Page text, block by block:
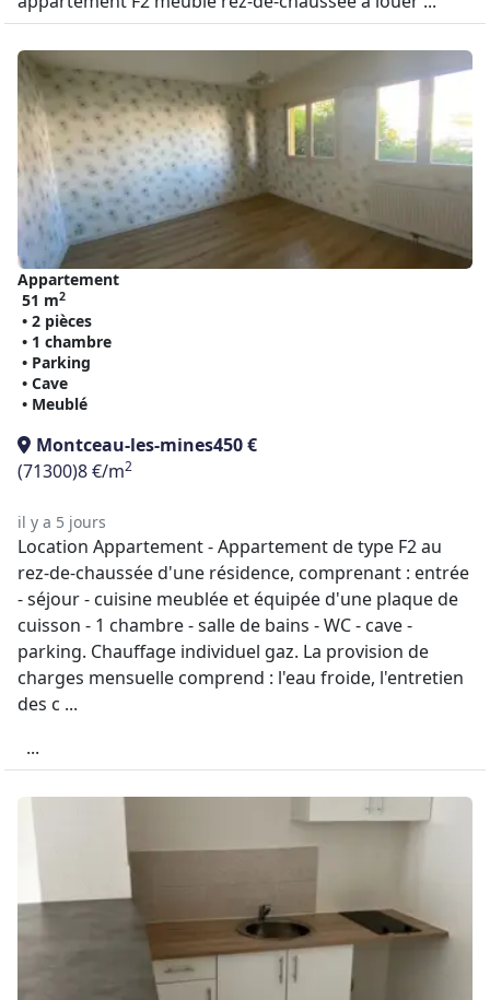
Appartement
51 m2
• 2 pièces
• 1 chambre
• Parking
• Cave
• Meublé
Montceau-les-mines450 €
(71300)8 €/m2
il y a 5 jours
Location Appartement - Appartement de type F2 au
rez-de-chaussée d'une résidence, comprenant : entrée
- séjour - cuisine meublée et équipée d'une plaque de
cuisson - 1 chambre - salle de bains - WC - cave -
parking. Chauffage individuel gaz. La provision de
charges mensuelle comprend : l'eau froide, l'entretien
des c ...
...